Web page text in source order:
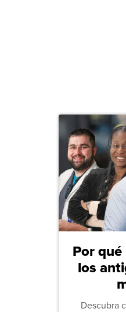
Por
los
Descubra